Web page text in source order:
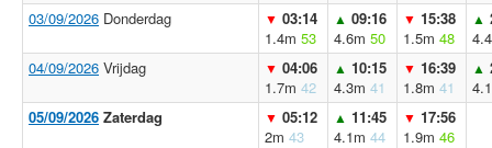
03/09/2026 Donderdag ▼ 03:14
1.4m 53
▲ 09:16
4.6m 50
▼ 15:38
1.5m 48
▲
04/09/2026 Vrijdag ▼ 04:06
1.7m 42
▲ 10:15
4.3m 41
▼ 16:39
1.8m 41
▲
05/09/2026 Zaterdag ▼ 05:12
2m 43
▲ 11:45
4.1m 44
▼ 17:56
1.9m 46